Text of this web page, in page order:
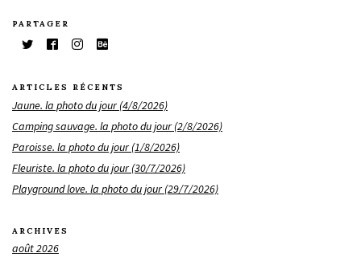
PARTAGER
ARTICLES RÉCENTS
Jaune. la photo du jour (4/8/2026)
Camping sauvage. la photo du jour (2/8/2026)
Paroisse. la photo du jour (1/8/2026)
Fleuriste. la photo du jour (30/7/2026)
Playground love. la photo du jour (29/7/2026)
ARCHIVES
août 2026